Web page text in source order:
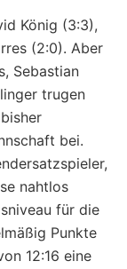
König (3:3),
(2:0). Aber
Sebastian
trugen
bei.
nahtlos
für die
Punkte
12:16 eine